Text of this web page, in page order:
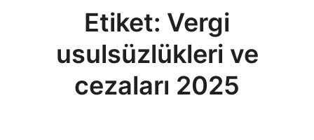
Etiket: Vergi
usulsüzlükleri ve
cezaları 2025